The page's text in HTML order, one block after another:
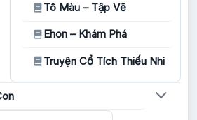
Tô Màu – Tập Vẽ
Ehon – Khám Phá
Truyện Cổ Tích Thiếu Nhi